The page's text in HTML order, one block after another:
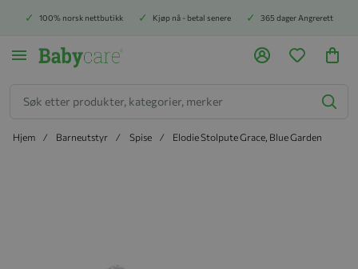
100% norsk nettbutikk Kjøp nå - betal senere 365 dager Angrerett
Hjem Barneutstyr Spise Elodie Stolpute Grace, Blue Garden